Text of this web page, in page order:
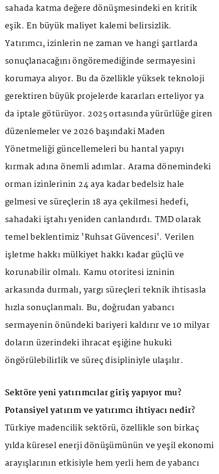
sahada katma değere dönüşmesindeki en kritik
eşik. En büyük maliyet kalemi belirsizlik.
Yatırımcı, izinlerin ne zaman ve hangi şartlarda
sonuçlanacağını öngöremediğinde sermayesini
korumaya alıyor. Bu da özellikle yüksek teknoloji
gerektiren büyük projelerde kararları erteliyor ya
da iptale götürüyor. 2025 ortasında yürürlüğe giren
düzenlemeler ve 2026 başındaki Maden
Yönetmeliği güncellemeleri bu hantal yapıyı
kırmak adına önemli adımlar. Arama dönemindeki
orman izinlerinin 24 aya kadar bedelsiz hale
gelmesi ve süreçlerin 18 aya çekilmesi hedefi,
sahadaki iştahı yeniden canlandırdı. TMD olarak
temel beklentimiz 'Ruhsat Güvencesi'. Verilen
işletme hakkı mülkiyet hakkı kadar güçlü ve
korunabilir olmalı. Kamu otoritesi izninin
arkasında durmalı, yargı süreçleri teknik ihtisasla
hızla sonuçlanmalı. Bu, doğrudan yabancı
sermayenin önündeki bariyeri kaldırır ve 10 milyar
doların üzerindeki ihracat eşiğine hukuki
öngörülebilirlik ve süreç disipliniyle ulaşılır.
Sektöre yeni yatırımcılar giriş yapıyor mu?
Potansiyel yatırım ve yatırımcı ihtiyacı nedir?
Türkiye madencilik sektörü, özellikle son birkaç
yılda küresel enerji dönüşümünün ve yeşil ekonomi
arayışlarının etkisiyle hem yerli hem de yabancı